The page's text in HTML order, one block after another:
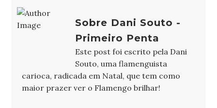
Sobre Dani Souto -
Primeiro Penta
Este post foi escrito pela Dani
Souto, uma flamenguista
carioca, radicada em Natal, que tem como
maior prazer ver o Flamengo brilhar!